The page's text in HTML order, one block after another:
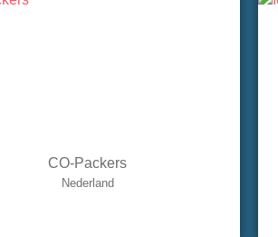
CO-Packers
Nederland